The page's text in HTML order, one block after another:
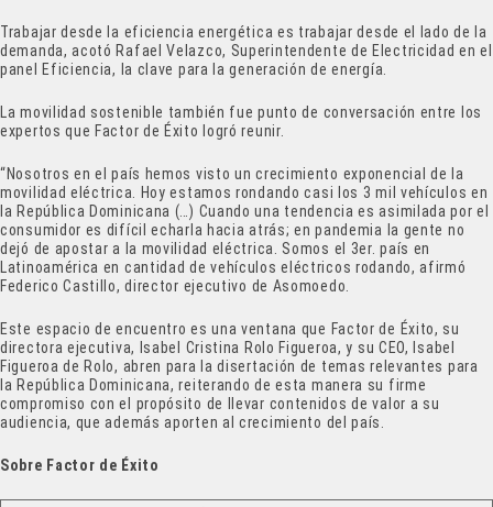
Trabajar desde la eficiencia energética es trabajar desde el lado de la
demanda, acotó Rafael Velazco, Superintendente de Electricidad en el
panel Eficiencia, la clave para la generación de energía.
La movilidad sostenible también fue punto de conversación entre los
expertos que Factor de Éxito logró reunir.
“Nosotros en el país hemos visto un crecimiento exponencial de la
movilidad eléctrica. Hoy estamos rondando casi los 3 mil vehículos en
la República Dominicana (…) Cuando una tendencia es asimilada por el
consumidor es difícil echarla hacia atrás; en pandemia la gente no
dejó de apostar a la movilidad eléctrica. Somos el 3er. país en
Latinoamérica en cantidad de vehículos eléctricos rodando, afirmó
Federico Castillo, director ejecutivo de Asomoedo.
Este espacio de encuentro es una ventana que Factor de Éxito, su
directora ejecutiva, Isabel Cristina Rolo Figueroa, y su CEO, Isabel
Figueroa de Rolo, abren para la disertación de temas relevantes para
la República Dominicana, reiterando de esta manera su firme
compromiso con el propósito de llevar contenidos de valor a su
audiencia, que además aporten al crecimiento del país.
Sobre Factor de Éxito